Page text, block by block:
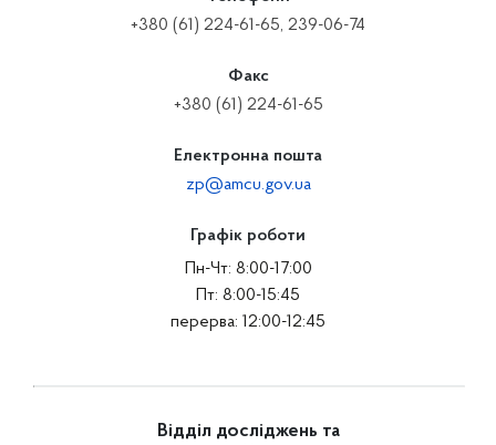
+380 (61) 224-61-65, 239-06-74
Факс
+380 (61) 224-61-65
Електронна пошта
zp@amcu.gov.ua
Графік роботи
Пн-Чт: 8:00-17:00
Пт: 8:00-15:45
перерва: 12:00-12:45
Відділ досліджень та